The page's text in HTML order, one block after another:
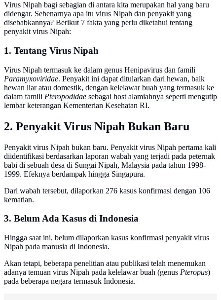
Virus Nipah bagi sebagian di antara kita merupakan hal yang baru
didengar. Sebenarnya apa itu virus Nipah dan penyakit yang
disebabkannya? Berikut 7 fakta yang perlu diketahui tentang
penyakit virus Nipah:
1. Tentang Virus Nipah
Virus Nipah termasuk ke dalam genus Henipavirus dan famili
Paramyxoviridae. Penyakit ini dapat ditularkan dari hewan, baik
hewan liar atau domestik, dengan kelelawar buah yang termasuk ke
dalam famili Pteropodidae sebagai host alamiahnya seperti mengutip
lembar keterangan Kementerian Kesehatan RI.
2. Penyakit Virus Nipah Bukan Baru
Penyakit virus Nipah bukan baru. Penyakit virus Nipah pertama kali
diidentifikasi berdasarkan laporan wabah yang terjadi pada peternak
babi di sebuah desa di Sungai Nipah, Malaysia pada tahun 1998-
1999. Efeknya berdampak hingga Singapura.
Dari wabah tersebut, dilaporkan 276 kasus konfirmasi dengan 106
kematian.
3. Belum Ada Kasus di Indonesia
Hingga saat ini, belum dilaporkan kasus konfirmasi penyakit virus
Nipah pada manusia di Indonesia.
Akan tetapi, beberapa penelitian atau publikasi telah menemukan
adanya temuan virus Nipah pada kelelawar buah (genus Pteropus)
pada beberapa negara termasuk Indonesia.